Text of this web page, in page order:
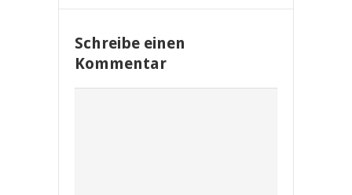
Schreibe einen
Kommentar